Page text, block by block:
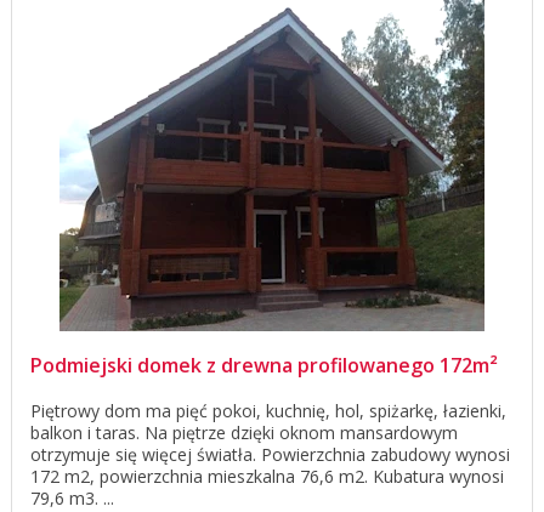
Podmiejski domek z drewna profilowanego 172m²
Piętrowy dom ma pięć pokoi, kuchnię, hol, spiżarkę, łazienki,
balkon i taras. Na piętrze dzięki oknom mansardowym
otrzymuje się więcej światła. Powierzchnia zabudowy wynosi
172 m2, powierzchnia mieszkalna 76,6 m2. Kubatura wynosi
79,6 m3. ...